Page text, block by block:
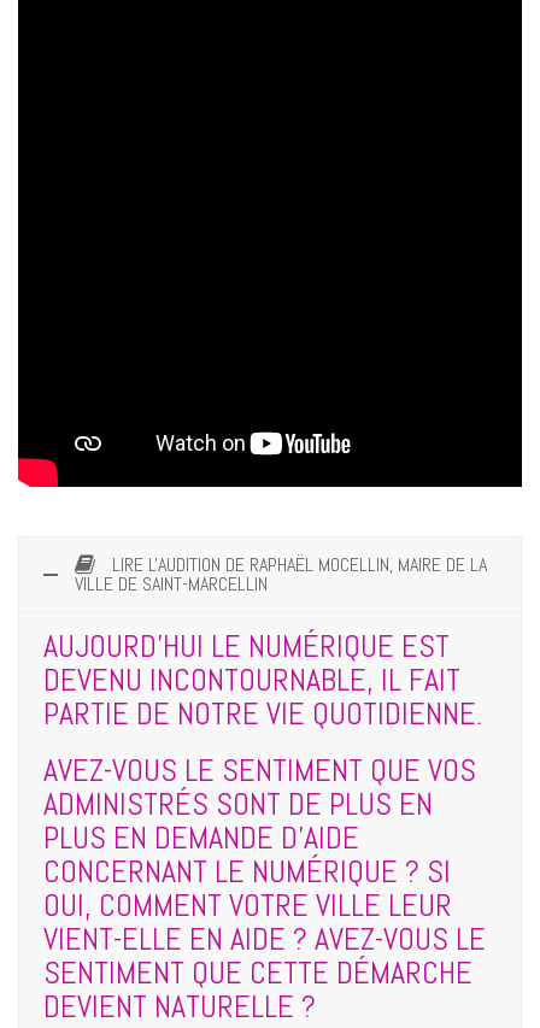
LIRE L'AUDITION DE RAPHAËL MOCELLIN, MAIRE DE LA
VILLE DE SAINT-MARCELLIN
AUJOURD’HUI LE NUMÉRIQUE EST
DEVENU INCONTOURNABLE, IL FAIT
PARTIE DE NOTRE VIE QUOTIDIENNE.
AVEZ-VOUS LE SENTIMENT QUE VOS
ADMINISTRÉS SONT DE PLUS EN
PLUS EN DEMANDE D’AIDE
CONCERNANT LE NUMÉRIQUE ? SI
OUI, COMMENT VOTRE VILLE LEUR
VIENT-ELLE EN AIDE ? AVEZ-VOUS LE
SENTIMENT QUE CETTE DÉMARCHE
DEVIENT NATURELLE ?